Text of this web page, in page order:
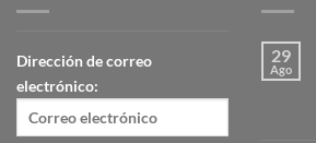
Dirección de correo
electrónico:
29
Ago